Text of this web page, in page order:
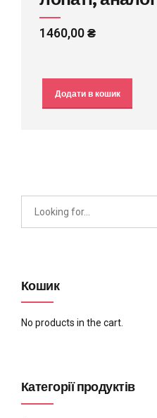
1460,00₴
Додати в кошик
Кошик
No products in the cart.
Категорії продуктів